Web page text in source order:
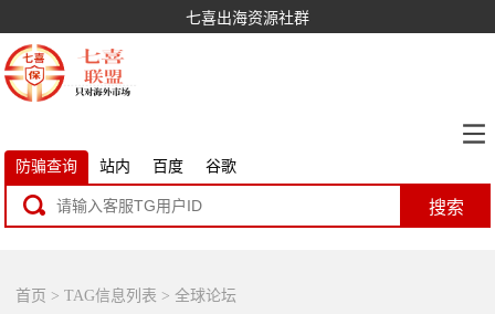
七喜出海资源社群
防骗查询 站内 百度 谷歌
搜索
首页 > TAG信息列表 > 全球论坛